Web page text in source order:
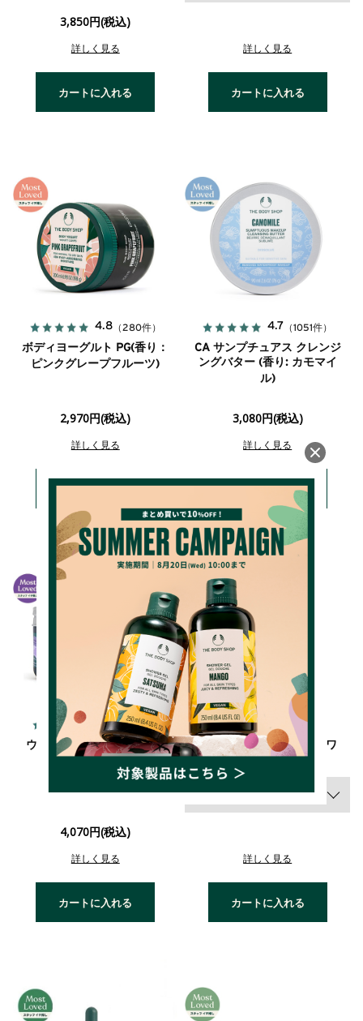
3,850円(税込)
詳しく見る
カートに入れる
詳しく見る
カートに入れる
4.8（280件）
ボディヨーグルト PG(香り：
ピンクグレープフルーツ)
2,970円(税込)
詳しく見る
4.7 （1051件）
CA サンプチュアス クレンジ
ングバター (香り: カモマイ
ル)
3,080円(税込)
詳しく見る
カートに入れる
4.7（198件）
ウェルネス バーミィボディ
4,070円(税込)
詳しく見る
カートに入れる
（397件）
ホワイトムスク オードトワ
レ
30ml 3,190円
詳しく見る
カートに入れる